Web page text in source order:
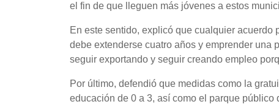
el fin de que lleguen más jóvenes a estos
En este sentido, explicó que cualquier
debe extenderse cuatro años y emprender una
seguir exportando y seguir creando empleo
Por último, defendió que medidas como la
educación de 0 a 3, así como el parque público